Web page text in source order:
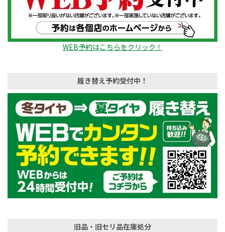
WEB予約はこちらをクリック！
履き替え予約受付中！
旧品・旧セリ品在庫処分